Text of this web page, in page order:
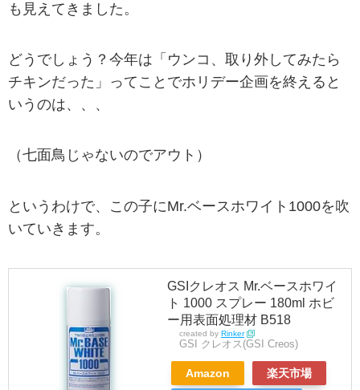
も見えてきました。
どうでしょう？今年は「ウンコ、取り外してみたら
チキンだった」ってことでホリデー企画を終えると
いうのは、、、
（七面鳥じゃないのでアウト）
というわけで、この子にMr.ベースホワイト1000を吹
いていきます。
GSIクレオス Mr.ベースホワイ
ト 1000 スプレー 180ml ホビ
ー用表面処理材 B518
created by Rinker
GSI クレオス(GSI Creos)
Amazon 楽天市場